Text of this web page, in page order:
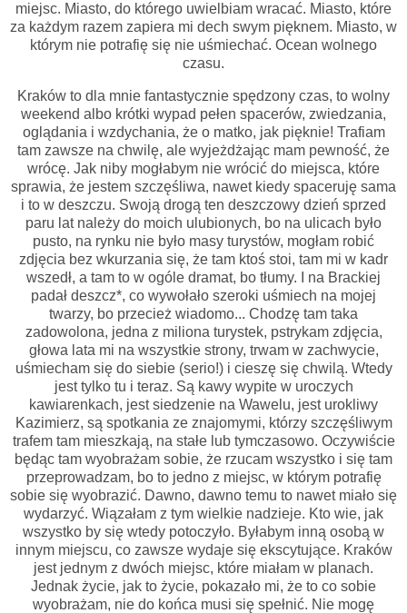
miejsc. Miasto, do którego uwielbiam wracać. Miasto, które
za każdym razem zapiera mi dech swym pięknem. Miasto, w
którym nie potrafię się nie uśmiechać. Ocean wolnego
czasu.
Kraków to dla mnie fantastycznie spędzony czas, to wolny
weekend albo krótki wypad pełen spacerów, zwiedzania,
oglądania i wzdychania, że o matko, jak pięknie! Trafiam
tam zawsze na chwilę, ale wyjeżdżając mam pewność, że
wrócę. Jak niby mogłabym nie wrócić do miejsca, które
sprawia, że jestem szczęśliwa, nawet kiedy spaceruję sama
i to w deszczu. Swoją drogą ten deszczowy dzień sprzed
paru lat należy do moich ulubionych, bo na ulicach było
pusto, na rynku nie było masy turystów, mogłam robić
zdjęcia bez wkurzania się, że tam ktoś stoi, tam mi w kadr
wszedł, a tam to w ogóle dramat, bo tłumy. I na Brackiej
padał deszcz*, co wywołało szeroki uśmiech na mojej
twarzy, bo przecież wiadomo... Chodzę tam taka
zadowolona, jedna z miliona turystek, pstrykam zdjęcia,
głowa lata mi na wszystkie strony, trwam w zachwycie,
uśmiecham się do siebie (serio!) i cieszę się chwilą. Wtedy
jest tylko tu i teraz. Są kawy wypite w uroczych
kawiarenkach, jest siedzenie na Wawelu, jest urokliwy
Kazimierz, są spotkania ze znajomymi, którzy szczęśliwym
trafem tam mieszkają, na stałe lub tymczasowo. Oczywiście
będąc tam wyobrażam sobie, że rzucam wszystko i się tam
przeprowadzam, bo to jedno z miejsc, w którym potrafię
sobie się wyobrazić. Dawno, dawno temu to nawet miało się
wydarzyć. Wiązałam z tym wielkie nadzieje. Kto wie, jak
wszystko by się wtedy potoczyło. Byłabym inną osobą w
innym miejscu, co zawsze wydaje się ekscytujące. Kraków
jest jednym z dwóch miejsc, które miałam w planach.
Jednak życie, jak to życie, pokazało mi, że to co sobie
wyobrażam, nie do końca musi się spełnić. Nie mogę